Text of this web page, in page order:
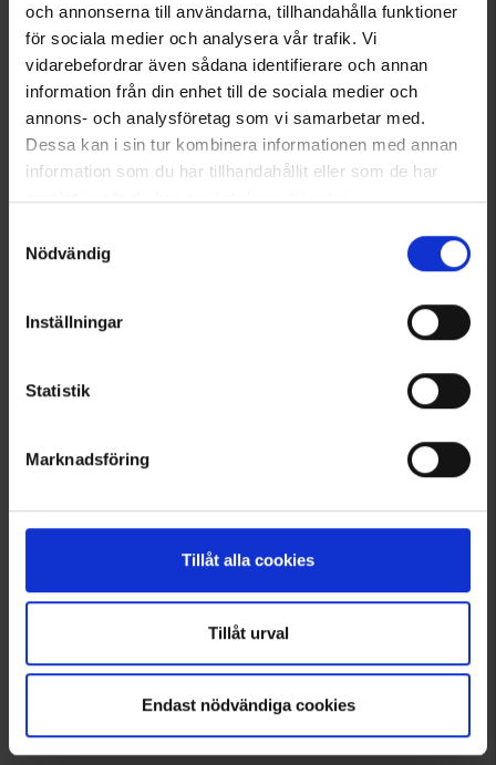
och annonserna till användarna, tillhandahålla funktioner
för sociala medier och analysera vår trafik. Vi
vidarebefordrar även sådana identifierare och annan
information från din enhet till de sociala medier och
annons- och analysföretag som vi samarbetar med.
Dessa kan i sin tur kombinera informationen med annan
information som du har tillhandahållit eller som de har
samlat in när du har använt deras tjänster.
Nödvändig
Inställningar
Statistik
Marknadsföring
Tillåt alla cookies
Tillåt urval
Endast nödvändiga cookies
High Mountain
3010
79 €
High Mountain
1588
Herren Winterjacke Edsbyn
3514
49 €
4.5 von 5 Sternen
1951
99 €
Bewertung: